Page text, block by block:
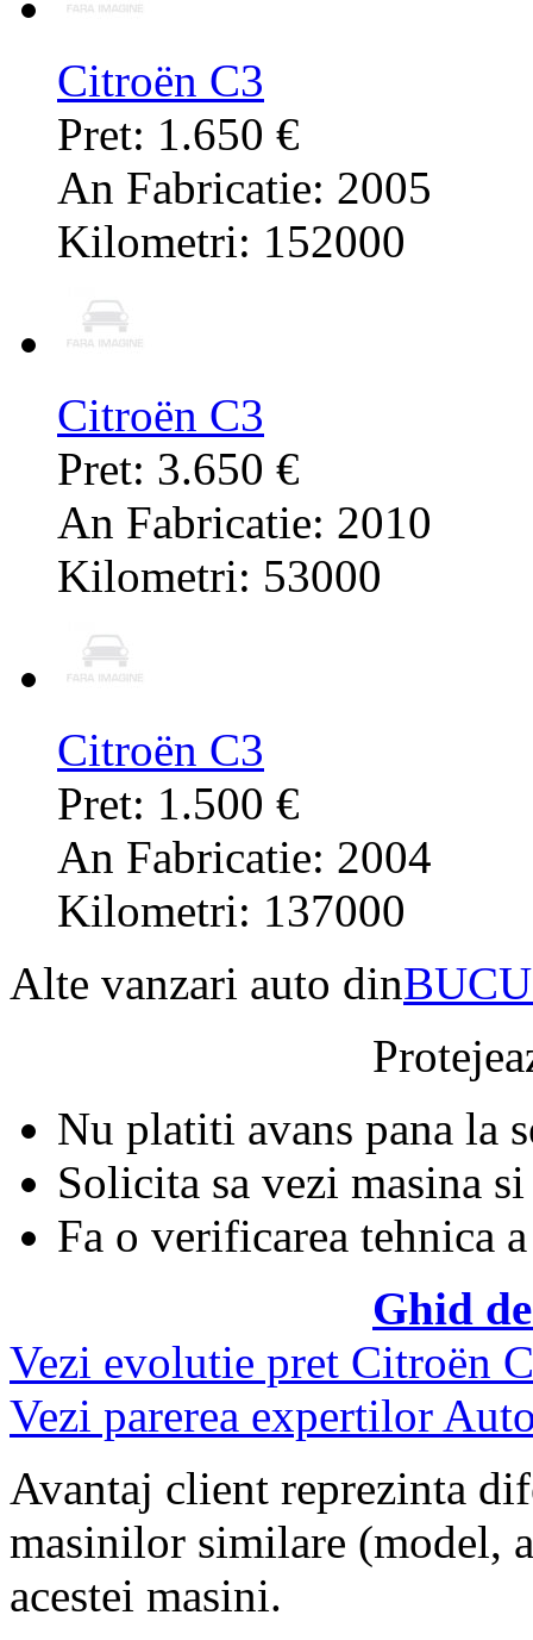
Citroën C3
Pret: 1.650 €
An Fabricatie: 2005
Kilometri: 152000
Citroën C3
Pret: 3.650 €
An Fabricatie: 2010
Kilometri: 53000
Citroën C3
Pret: 1.500 €
An Fabricatie: 2004
Kilometri: 137000
Alte vanzari auto din
Nu platiti avans pana la
Solicita sa vezi masina si
Fa o verificarea tehnica
Ghid
Vezi evolutie pret Citroën
Vezi parerea expertilor
Avantaj client reprezinta
masinilor similare (model,
acestei masini.